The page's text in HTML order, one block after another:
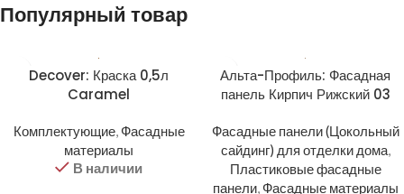
Популярный товар
Decover: Краска 0,5л
Caramel
Комплектующие, Фасадные
материалы
В наличии
Альта-Профиль: Фасадная
панель Кирпич Рижский 03
Фасадные панели (Цокольный
сайдинг) для отделки дома,
Пластиковые фасадные
панели, Фасадные материалы